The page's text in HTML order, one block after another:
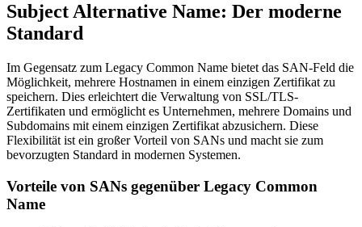
Subject Alternative Name: Der moderne
Standard
Im Gegensatz zum Legacy Common Name bietet das SAN-Feld die
Möglichkeit, mehrere Hostnamen in einem einzigen Zertifikat zu
speichern. Dies erleichtert die Verwaltung von SSL/TLS-
Zertifikaten und ermöglicht es Unternehmen, mehrere Domains und
Subdomains mit einem einzigen Zertifikat abzusichern. Diese
Flexibilität ist ein großer Vorteil von SANs und macht sie zum
bevorzugten Standard in modernen Systemen.
Vorteile von SANs gegenüber Legacy Common
Name